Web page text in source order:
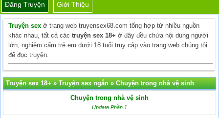
Đăng Truyện Giới Thiệu
Truyện sex ở trang web truyensex68.com tổng hợp từ nhiều nguồn
khác nhau, tất cả các truyện sex 18+ ở đây đều chứa nội dung người
lớn, nghiêm cấm trẻ em dưới 18 tuổi truy cập vào trang web chúng tôi
để đọc truyện.
Truyện sex 18+ »Truyện sex ngắn »Chuyện trong nhà vệ sinh
Chuyện trong nhà vệ sinh
Update Phần 1